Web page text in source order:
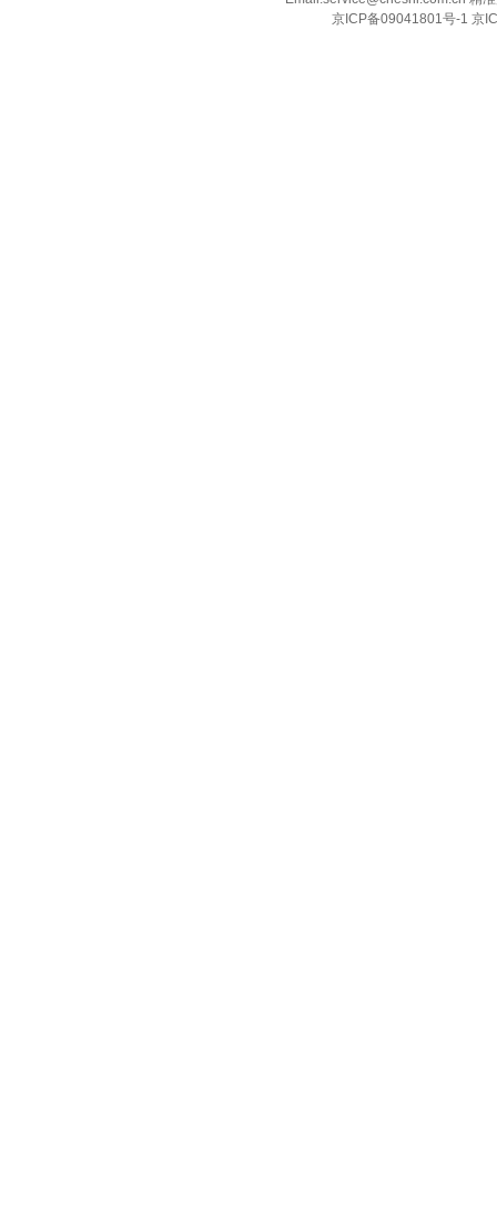
京ICP备09041801号-1 京